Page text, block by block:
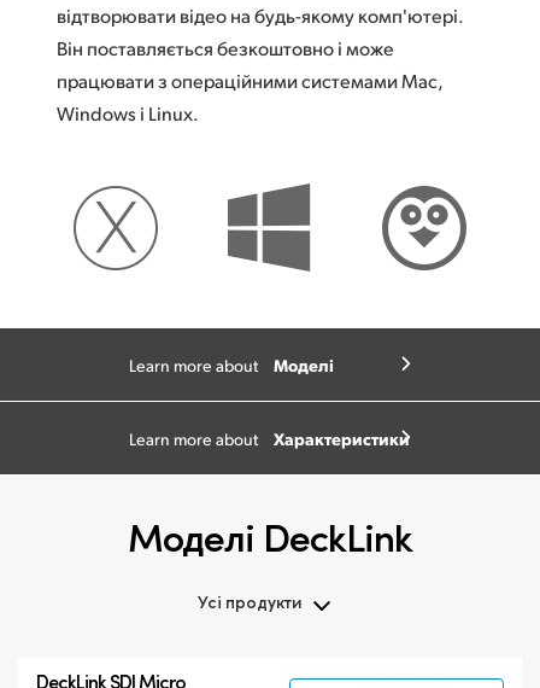
відтворювати відео на будь-якому комп'ютері.
Він поставляється безкоштовно і може
працювати з операційними системами Mac,
Windows і Linux.
Learn more about Моделі
Learn more about Характеристики
Моделі DeckLink
Усі продукти
DeckLink SDI Micro